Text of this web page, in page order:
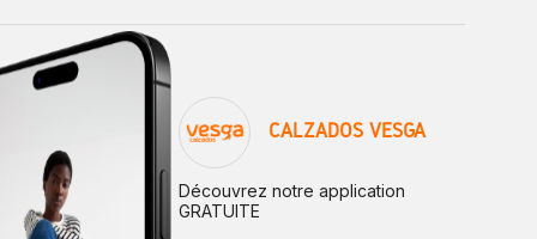
CALZADOS VESGA
Découvrez notre application
GRATUITE